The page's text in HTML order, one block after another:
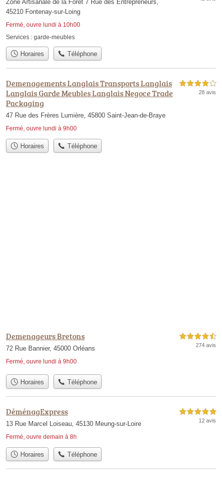
Zone Artisanale de la Forêt 7 Rue des Entrepreneurs,
45210 Fontenay-sur-Loing
Fermé, ouvre lundi à 10h00
Services : garde-meubles
Horaires Téléphone
Demenagements Langlais Transports Langlais
Langlais Garde Meubles Langlais Negoce Trade
Packaging
47 Rue des Frères Lumière, 45800 Saint-Jean-de-Braye
Fermé, ouvre lundi à 9h00
4,0 étoiles sur 5
28 avis
Horaires Téléphone
Demenageurs Bretons
72 Rue Bannier, 45000 Orléans
Fermé, ouvre lundi à 9h00
4,5 étoiles sur 5
274 avis
Horaires Téléphone
DéménagExpress
13 Rue Marcel Loiseau, 45130 Meung-sur-Loire
Fermé, ouvre demain à 8h
5,0 étoiles sur 5
12 avis
Horaires Téléphone